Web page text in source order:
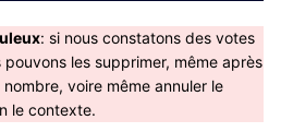
: si nous constatons des votes
les supprimer, même après
voire même annuler le
le contexte.